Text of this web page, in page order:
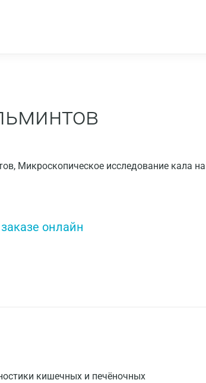
Микроскопическое исследование кала на
онлайн
кишечных и печёночных